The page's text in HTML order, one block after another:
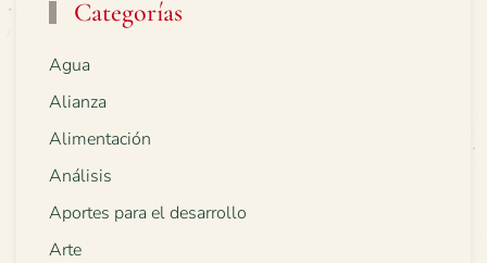
Categorías
Agua
Alianza
Alimentación
Análisis
Aportes para el desarrollo
Arte